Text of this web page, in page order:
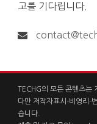
고를 기다립니다.
TECHG의 모든 콘텐츠는
다만 저작자표시-비영리-
습니다.